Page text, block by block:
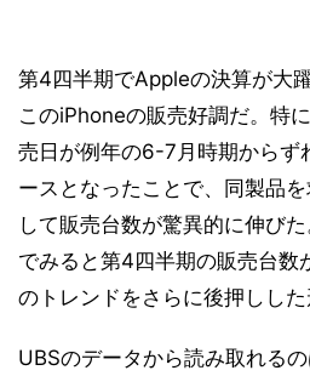
第4四半期でAppleの決算が大
このiPhoneの販売好調だ。特
売日が例年の6-7月時期からず
ースとなったことで、同製品
して販売台数が驚異的に伸び
でみると第4四半期の販売台数
のトレンドをさらに後押しした
UBSのデータから読み取れる